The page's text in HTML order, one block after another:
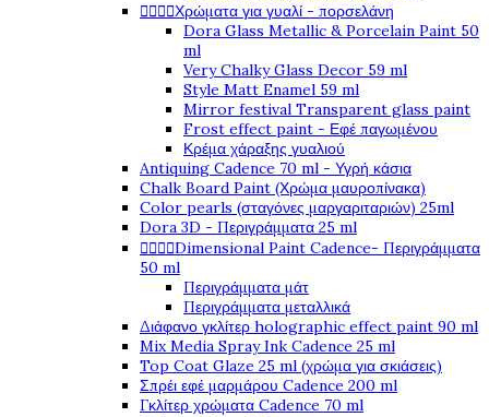
Χρώματα για γυαλί - πορσελάνη
Dora Glass Metallic & Porcelain Paint 50
ml
Very Chalky Glass Decor 59 ml
Style Matt Enamel 59 ml
Mirror festival Transparent glass paint
Frost effect paint - Εφέ παγωμένου
Κρέμα χάραξης γυαλιού
Antiquing Cadence 70 ml - Υγρή κάσια
Chalk Board Paint (Χρώμα μαυροπίνακα)
Color pearls (σταγόνες μαργαριταριών) 25ml
Dora 3D - Περιγράμματα 25 ml
Dimensional Paint Cadence- Περιγράμματα
50 ml
Περιγράμματα μάτ
Περιγράμματα μεταλλικά
Διάφανο γκλίτερ holographic effect paint 90 ml
Mix Media Spray Ink Cadence 25 ml
Top Coat Glaze 25 ml (χρώμα για σκιάσεις)
Σπρέι εφέ μαρμάρου Cadence 200 ml
Γκλίτερ χρώματα Cadence 70 ml